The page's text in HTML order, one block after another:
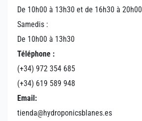
De 10h00 à 13h30 et de 16h30 à 20h00
Samedis :
De 10h00 à 13h30
Téléphone :
(+34) 972 354 685
(+34) 619 589 948
Email:
tienda@hydroponicsblanes.es